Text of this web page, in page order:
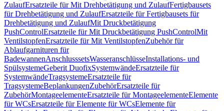
ZulaufErsatzteile für Mit Drehbetätigung und ZulaufFertigbausets
für Drehbetätigung und ZulaufErsatzteile für Fertigbausets für
Drehbetätigung und ZulaufMit Druckbetätigung
PushControlErsatzteile für Mit Druckbetätigung PushControlMit
VentilstopfenErsatzteile für Mit VentilstopfenZubehör für
Ablaufgarnituren für
BadewannenAnschlusssetsWasseranschlüsseInstallations- und
SpülsystemeGeberit DuofixSystemwändeErsatzteile für
SystemwändeTragsystemeErsatzteile für
TragsystemeBeplankungenZubehörErsatzteile für
ZubehörMontageelementeErsatzteile für MontageelementeElemente
für WCsErsatzteile für Elemente für WCsElemente für